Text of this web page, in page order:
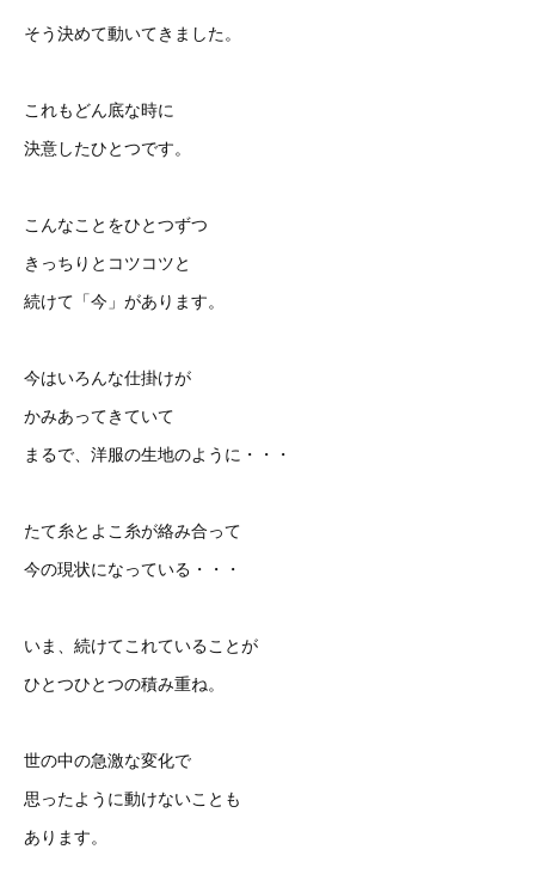
そう決めて動いてきました。
これもどん底な時に
決意したひとつです。
こんなことをひとつずつ
きっちりとコツコツと
続けて「今」があります。
今はいろんな仕掛けが
かみあってきていて
まるで、洋服の生地のように・・・
たて糸とよこ糸が絡み合って
今の現状になっている・・・
いま、続けてこれていることが
ひとつひとつの積み重ね。
世の中の急激な変化で
思ったように動けないことも
あります。